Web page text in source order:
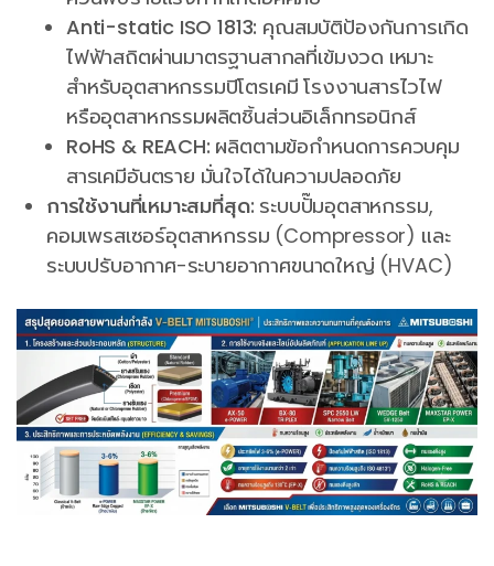
Anti-static ISO 1813: คุณสมบัติป้องกันการเกิด
ไฟฟ้าสถิตผ่านมาตรฐานสากลที่เข้มงวด เหมาะ
สำหรับอุตสาหกรรมปิโตรเคมี โรงงานสารไวไฟ
หรืออุตสาหกรรมผลิตชิ้นส่วนอิเล็กทรอนิกส์
RoHS & REACH: ผลิตตามข้อกำหนดการควบคุม
สารเคมีอันตราย มั่นใจได้ในความปลอดภัย
การใช้งานที่เหมาะสมที่สุด: ระบบปั๊มอุตสาหกรรม,
คอมเพรสเซอร์อุตสาหกรรม (Compressor) และ
ระบบปรับอากาศ-ระบายอากาศขนาดใหญ่ (HVAC)